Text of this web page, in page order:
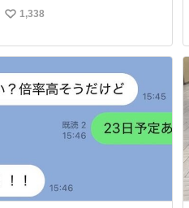
はAKB48ですかと…
い
ね
数
1,338